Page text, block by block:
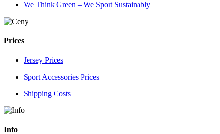
We Think Green – We Sport Sustainably
Prices
Jersey Prices
Sport Accessories Prices
Shipping Costs
Info